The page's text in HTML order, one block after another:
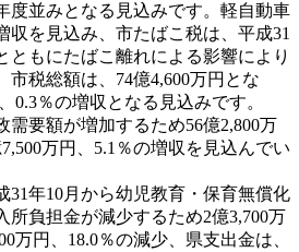
度並みとなる見込みです。軽自動車
収を見込み、市たばこ税は、平成31
ともにたばこ離れによる影響により
市税総額は、74億4,600万円とな
0.3％の増収となる見込みです。
需要額が増加するため56億2,800万
万円、5.1％の増収を見込んでい
31年10月から幼児教育・保育無償化
所負担金が減少するため2億3,700万
万円、18.0％の減少、県支出金は、